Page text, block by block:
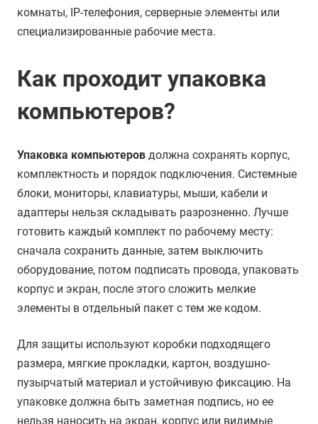
комнаты, IP-телефония, серверные элементы или
специализированные рабочие места.
Как проходит упаковка
компьютеров?
Упаковка компьютеров должна сохранять корпус,
комплектность и порядок подключения. Системные
блоки, мониторы, клавиатуры, мыши, кабели и
адаптеры нельзя складывать разрозненно. Лучше
готовить каждый комплект по рабочему месту:
сначала сохранить данные, затем выключить
оборудование, потом подписать провода, упаковать
корпус и экран, после этого сложить мелкие
элементы в отдельный пакет с тем же кодом.
Для защиты используют коробки подходящего
размера, мягкие прокладки, картон, воздушно-
пузырчатый материал и устойчивую фиксацию. На
упаковке должна быть заметная подпись, но ее
нельзя наносить на экран, корпус или видимые